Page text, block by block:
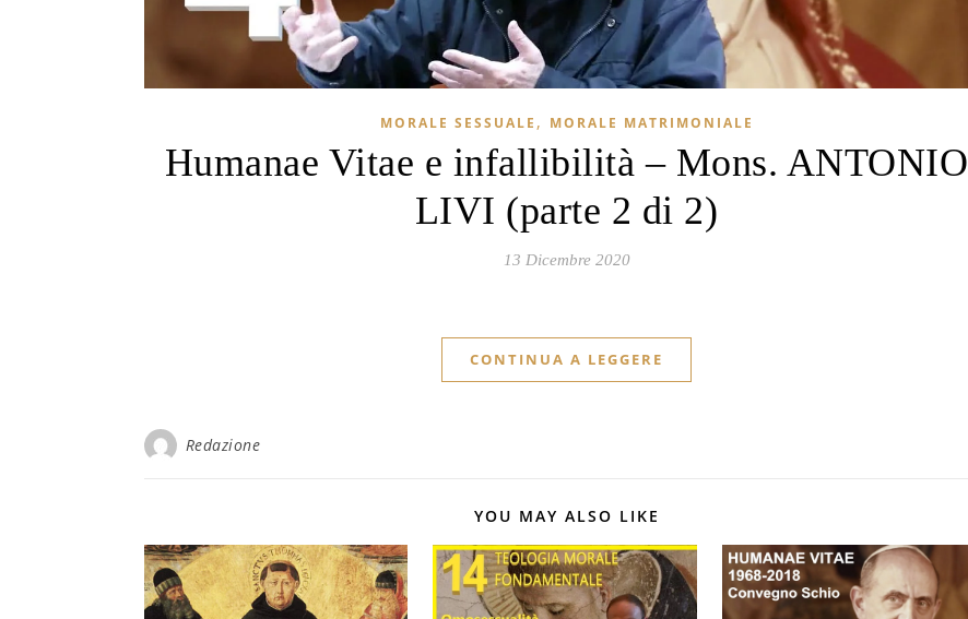
MORALE SESSUALE , MORALE MATRIMONIALE
Humanae Vitae e infallibilità – Mons. ANTONIO
LIVI (parte 2 di 2)
13 Dicembre 2020
CONTINUA A LEGGERE
Redazione
YOU MAY ALSO LIKE